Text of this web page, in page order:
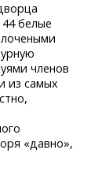
белые
членов
из самых
«давно»,